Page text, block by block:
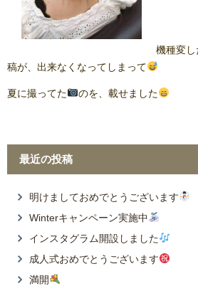
機種変
稿が、出来なくなってしまって
夏に撮ってた のを、載せました
最近の投稿
明けましておめでとうございます
Winterキャンペーン実施中
インスタグラム開設しました
成人式おめでとうございます
満開